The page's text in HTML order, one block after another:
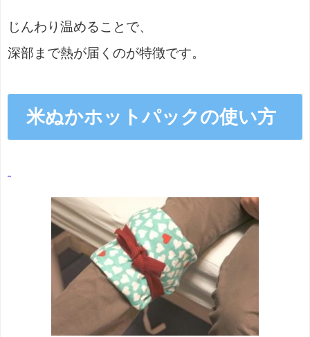
じんわり温めることで、
深部まで熱が届くのが特徴です。
米ぬかホットパックの使い方